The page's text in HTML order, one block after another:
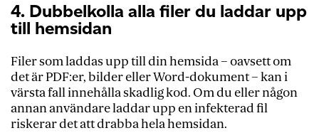
4. Dubbelkolla alla filer du laddar upp
till hemsidan
Filer som laddas upp till din hemsida – oavsett om
det är PDF:er, bilder eller Word-dokument – kan i
värsta fall innehålla skadlig kod. Om du eller någon
annan användare laddar upp en infekterad fil
riskerar det att drabba hela hemsidan.